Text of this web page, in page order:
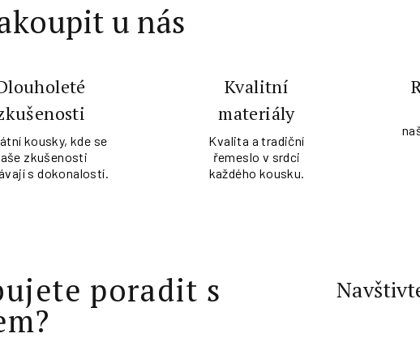
u nás
kousky, kde se
zkušenosti
s dokonalostí.
Kvalitní
materiály
Kvalita a tradiční
řemeslo v srdci
každého kousku.
poradit s